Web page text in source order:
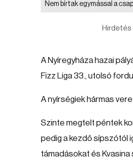
Nem bírtak egymással a
Hirdetés
A Nyíregyháza hazai
Fizz Liga 33., utolsó
A nyírségiek hármas
Szinte megtelt péntek
pedig a kezdő sípszótól
támadásokat és